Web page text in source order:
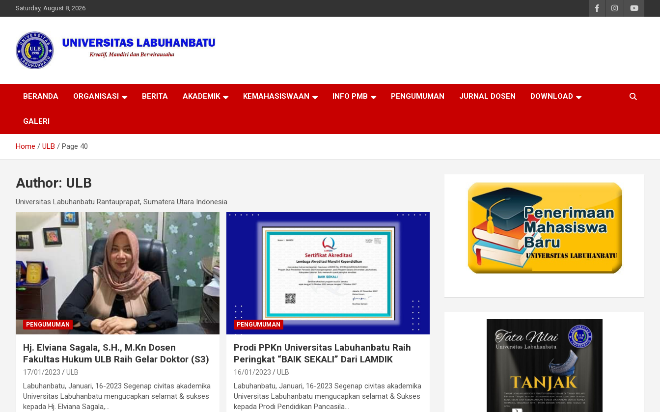
to
Saturday, August 8, 2026
Universitas
BERANDA ORGANISASI BERITA AKADEMIK KEMAHASISWAAN INFO PMB PENGUMUMAN JURNAL DOSEN DOWNLOAD
GALERI
Home ULB Page 40
Author: ULB
Universitas Labuhanbatu Rantauprapat, Sumatera Utara Indonesia
PENGUMUMAN
Hj. Elviana Sagala, S.H., M.Kn Dosen
Fakultas Hukum ULB Raih Gelar Doktor (S3)
17/01/2023 ULB
Labuhanbatu, Januari, 16-2023 Segenap civitas akademika
Universitas Labuhanbatu mengucapkan selamat & sukses
kepada Hj. Elviana Sagala,…
PENGUMUMAN
Prodi PPKn Universitas Labuhanbatu Raih
Peringkat “BAIK SEKALI” Dari LAMDIK
16/01/2023 ULB
Labuhanbatu, Januari, 16-2023 Segenap civitas akademika
Universitas Labuhanbatu mengucapkan selamat & Sukses
kepada Prodi Pendidikan Pancasila…